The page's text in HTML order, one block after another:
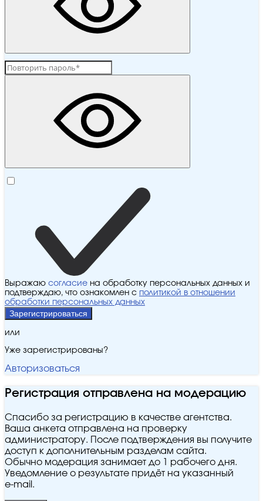
Выражаю согласие на обработку персональных данных и
подтверждаю, что ознакомлен с политикой в отношении
обработки персональных данных
Зарегистрироваться
или
Уже зарегистрированы?
Авторизоваться
Регистрация отправлена на модерацию
Спасибо за регистрацию в качестве агентства.
Ваша анкета отправлена на проверку
администратору. После подтверждения вы получите
доступ к дополнительным разделам сайта.
Обычно модерация занимает до 1 рабочего дня.
Уведомление о результате придёт на указанный
e‑mail.